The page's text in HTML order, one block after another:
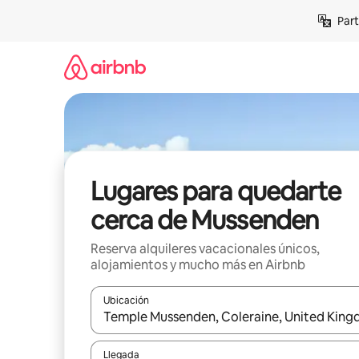
Lugares para quedarte
cerca de Mussenden
Reserva alquileres vacacionales únicos,
alojamientos y mucho más en Airbnb
Ubicación
Cuando los resultados estén disponibles,
Llegada